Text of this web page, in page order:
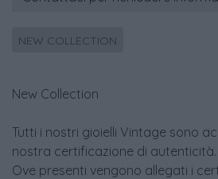
NEW COLLECTION
New Collection
Tutti i nostri gioielli Vintage sono
nostra certificazione di autenticità.
Ove presenti vengono allegati i